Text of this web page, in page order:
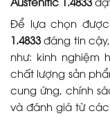
Để lựa chọn được
1.4833đáng tin
như: kinh nghiệm
chất lượng sản
cung ứng, chính
và đánh giá từ